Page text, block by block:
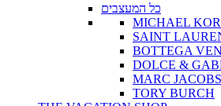
כל המעצבים
MICHAEL
SAINT
BOTTEGA
DOLCE &
MARC JACOBS
TORY BURCH